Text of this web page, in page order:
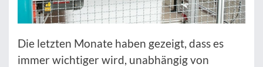
Die letzten Monate haben gezeigt, dass es
immer wichtiger wird, unabhängig von